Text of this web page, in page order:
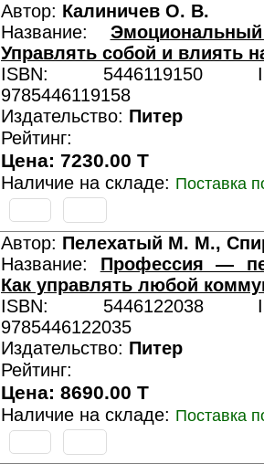
Автор: Калиничев О. В.
Название:
Управлять собой и влиять
ISBN: 5446119150
9785446119158
Издательство: Питер
Рейтинг:
Цена: 7230.00 T
Наличие на складе: Поставка
Автор: Пелехатый М. М.,
Название: Профессия —
Как управлять любой
ISBN: 5446122038
9785446122035
Издательство: Питер
Рейтинг:
Цена: 8690.00 T
Наличие на складе: Поставка